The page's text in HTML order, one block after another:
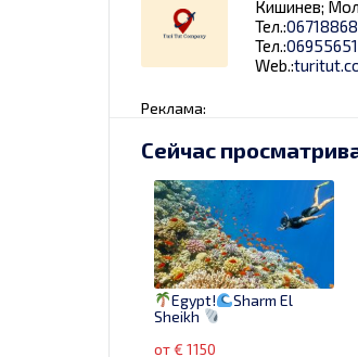
Кишинев;
Тел.:
Тел.:
Web.:
Реклама:
Сейчас
Egypt!
Sharm El
Sheikh
от € 1150